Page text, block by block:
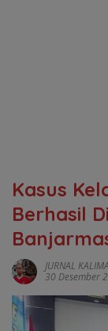
Kasus
Berhasil
JURNAL
30 Desember